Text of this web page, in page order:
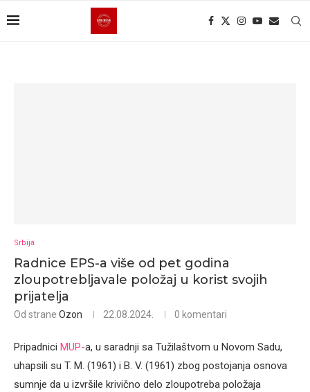
Srbija
Radnice EPS-a više od pet godina
zloupotrebljavale položaj u korist svojih
prijatelja
Od strane Ozon 22.08.2024. 0 komentari
Pripadnici MUP-a, u saradnji sa Tužilaštvom u Novom Sadu,
uhapsili su T. M. (1961) i B. V. (1961) zbog postojanja osnova
sumnje da u izvršile krivično delo zloupotreba položaja